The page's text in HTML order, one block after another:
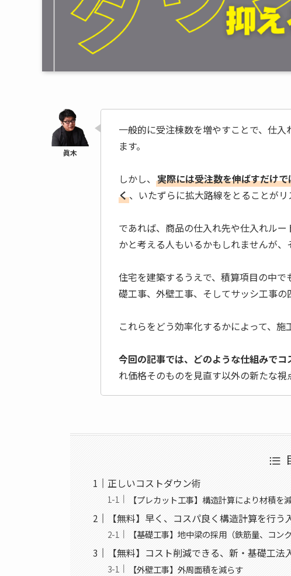
一般的に受注棟数を増やすことで、仕
ます。
しかし、 実際には受注数を伸ばすだけ
く、いたずらに拡大路線をとることがリ
であれば、商品の仕入れ先や仕入れル
かと考える人もいるかもしれませんが、
住宅を建築するうえで、積算項目の中
礎工事、外壁工事、そしてサッシ工事の
これらをどう効率化するかによって、施
今回の記事では、どのような仕組みで
れ価格そのものを見直す以外の新たな視
正しいコストダウン術
【プレカット工事】構造計算により材積を
【無料】早く、コスパ良く構造計算を行う
【基礎工事】地中梁の採用（鉄筋量、コン
【無料】コスト削減できる、新・基礎工法
【外壁工事】外周面積を減らす